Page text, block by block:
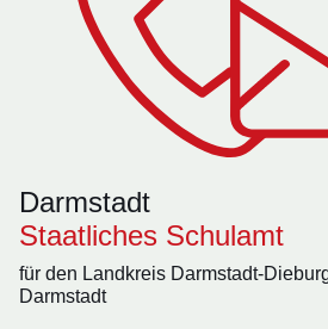
Darmstadt
Staatliches Schulamt
für den Landkreis Darmstadt-
Darmstadt